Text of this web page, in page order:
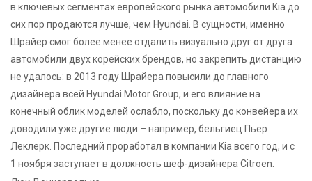
в ключевых сегментах европейского рынка автомобили Kia до
сих пор продаются лучше, чем Hyundai. В сущности, именно
Шрайер смог более менее отдалить визуально друг от друга
автомобили двух корейских брендов, но закрепить дистанцию
не удалось: в 2013 году Шрайера повысили до главного
дизайнера всей Hyundai Motor Group, и его влияние на
конечный облик моделей ослабло, поскольку до конвейера их
доводили уже другие люди – например, бельгиец Пьер
Леклерк. Последний проработал в компании Kia всего год, и с
1 ноября заступает в должность шеф-дизайнера Citroen.